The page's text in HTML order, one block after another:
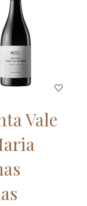
Vale